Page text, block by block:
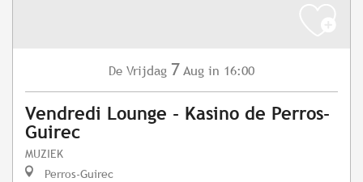
De Vrijdag 7 Aug in 16:00
Vendredi Lounge - Kasino de Perros-
Guirec
MUZIEK
Perros-Guirec